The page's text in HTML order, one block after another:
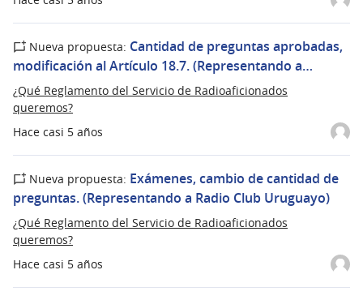
Hace casi 5 años
Nueva propuesta: Cantidad de preguntas aprobadas,
modificación al Artículo 18.7. (Representando a…
¿Qué Reglamento del Servicio de Radioaficionados
queremos?
Hace casi 5 años
Nueva propuesta: Exámenes, cambio de cantidad de
preguntas. (Representando a Radio Club Uruguayo)
¿Qué Reglamento del Servicio de Radioaficionados
queremos?